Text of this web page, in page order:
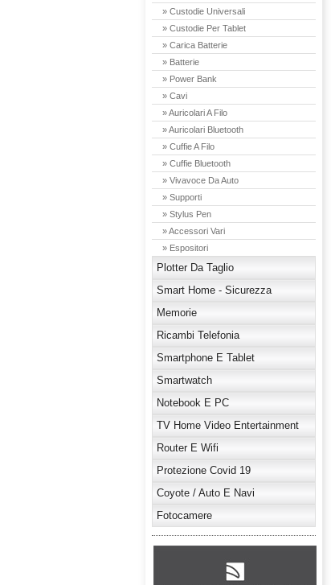
» Custodie Universali
» Custodie Per Tablet
» Carica Batterie
» Batterie
» Power Bank
» Cavi
» Auricolari A Filo
» Auricolari Bluetooth
» Cuffie A Filo
» Cuffie Bluetooth
» Vivavoce Da Auto
» Supporti
» Stylus Pen
» Accessori Vari
» Espositori
Plotter Da Taglio
Smart Home - Sicurezza
Memorie
Ricambi Telefonia
Smartphone E Tablet
Smartwatch
Notebook E PC
TV Home Video Entertainment
Router E Wifi
Protezione Covid 19
Coyote / Auto E Navi
Fotocamere